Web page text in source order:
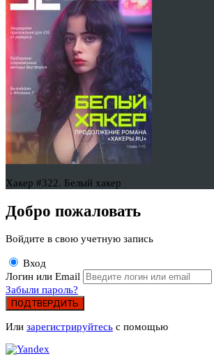
Хакер #322. Белый хакер
Добро пожаловать
Войдите в свою учетную запись
Вход
Логин или Email
Забыли пароль?
ПОДТВЕРДИТЬ
Или зарегистрируйтесь с помощью